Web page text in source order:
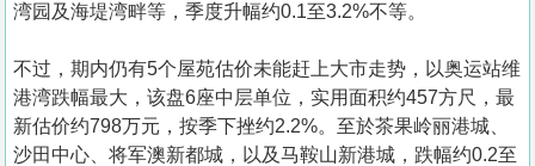
湾园及海堤湾畔等，季度升幅约0.1至3.2%不等。
不过，期内仍有5个屋苑估价未能赶上大市走势，以奥运站维
港湾跌幅最大，该盘6座中层单位，实用面积约457方尺，最
新估价约798万元，按季下挫约2.2%。至於茶果岭丽港城、
沙田中心、将军澳新都城，以及马鞍山新港城，跌幅约0.2至